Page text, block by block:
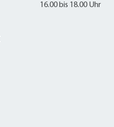
16.00 bis 18.00 Uhr